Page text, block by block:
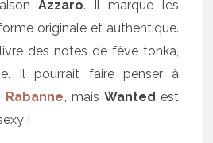
Azzaro. Il marque les
originale et authentique.
des notes de fève tonka,
Il pourrait faire penser à
, mais Wanted est
!